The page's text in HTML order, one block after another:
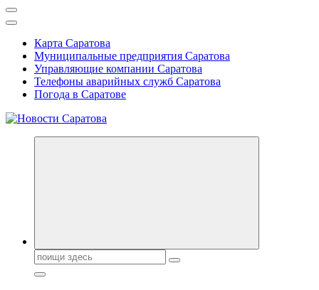
Карта Саратова
Муниципальные предприятия Саратова
Управляющие компании Саратова
Телефоны аварийных служб Саратова
Погода в Саратове
Поиск: